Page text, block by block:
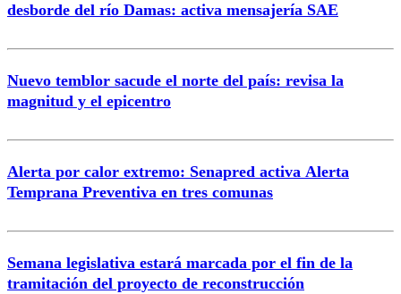
desborde del río Damas: activa mensajería SAE
Nuevo temblor sacude el norte del país: revisa la
magnitud y el epicentro
Alerta por calor extremo: Senapred activa Alerta
Temprana Preventiva en tres comunas
Semana legislativa estará marcada por el fin de la
tramitación del proyecto de reconstrucción